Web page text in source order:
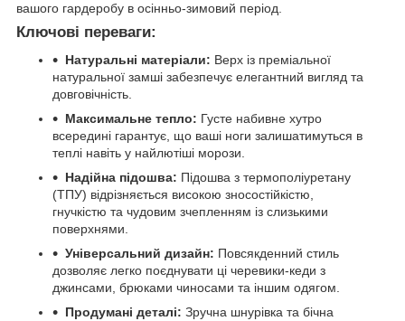
вашого гардеробу в осінньо-зимовий період.
Ключові переваги:
Натуральні матеріали: Верх із преміальної
натуральної замші забезпечує елегантний вигляд та
довговічність.
Максимальне тепло: Густе набивне хутро
всередині гарантує, що ваші ноги залишатимуться в
теплі навіть у найлютіші морози.
Надійна підошва: Підошва з термополіуретану
(ТПУ) відрізняється високою зносостійкістю,
гнучкістю та чудовим зчепленням із слизькими
поверхнями.
Універсальний дизайн: Повсякденний стиль
дозволяє легко поєднувати ці черевики-кеди з
джинсами, брюками чиносами та іншим одягом.
Продумані деталі: Зручна шнурівка та бічна